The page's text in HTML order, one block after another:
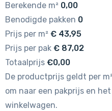
Berekende m² 0,00
Benodigde pakken 0
Prijs per m² € 43,95
Prijs per pak € 87,02
Totaalprijs €0,00
De productprijs geldt per
om naar een pakprijs en
winkelwagen.